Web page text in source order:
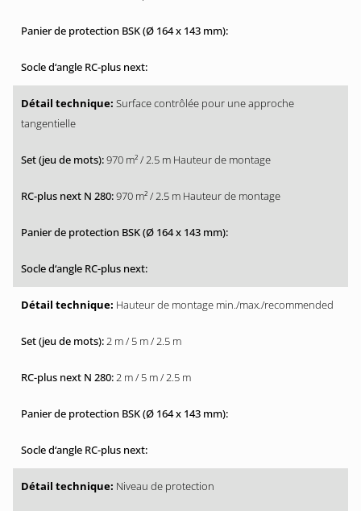
Surface contrôlée pour une approche
tangentielle
970 m² / 2.5 m Hauteur de montage
970 m² / 2.5 m Hauteur de montage
Hauteur de montage min./max./recommended
2 m / 5 m / 2.5 m
2 m / 5 m / 2.5 m
Niveau de protection